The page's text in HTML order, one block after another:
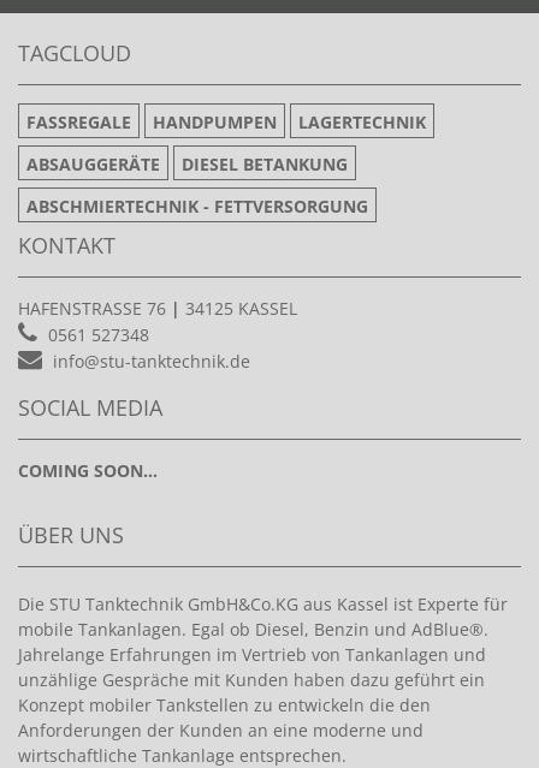
TAGCLOUD
FASSREGALE HANDPUMPEN
LAGERTECHNIK
ABSAUGGERÄTE
DIESEL BETANKUNG
ABSCHMIERTECHNIK - FETTVERSORGUNG
KONTAKT
HAFENSTRASSE 76 | 34125 KASSEL
0561 527348
info@stu-tanktechnik.de
SOCIAL MEDIA
COMING SOON...
ÜBER UNS
Die STU Tanktechnik GmbH&Co.KG aus Kassel ist Experte für
mobile Tankanlagen. Egal ob Diesel, Benzin und AdBlue®.
Jahrelange Erfahrungen im Vertrieb von Tankanlagen und
unzählige Gespräche mit Kunden haben dazu geführt ein
Konzept mobiler Tankstellen zu entwickeln die den
Anforderungen der Kunden an eine moderne und
wirtschaftliche Tankanlage entsprechen.